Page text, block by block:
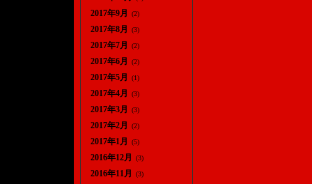
2017年9月 (2)
2017年8月 (3)
2017年7月 (2)
2017年6月 (2)
2017年5月 (1)
2017年4月 (3)
2017年3月 (3)
2017年2月 (2)
2017年1月 (5)
2016年12月 (3)
2016年11月 (3)